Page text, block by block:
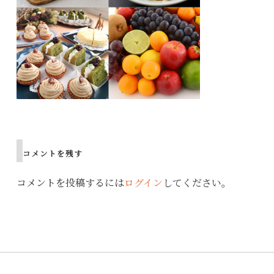
コメントを残す
コメントを投稿するにはログイン してください。